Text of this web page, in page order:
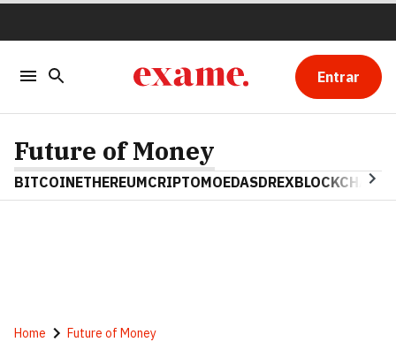
Entrar
Future of Money
BITCOINETHEREUMCRIPTOMOEDASDREXBLOCKCHAIN
Home Future of Money